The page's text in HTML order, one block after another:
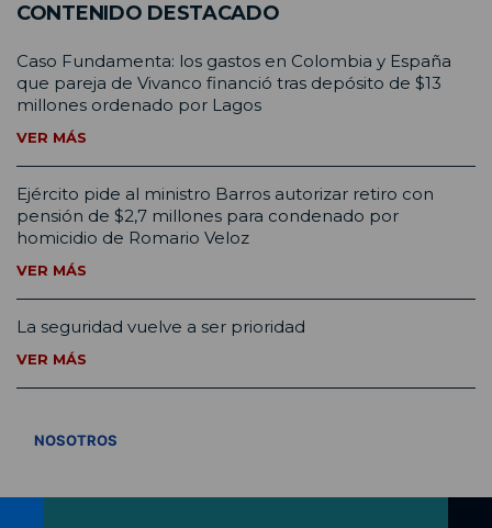
CONTENIDO DESTACADO
Caso Fundamenta: los gastos en Colombia y España
que pareja de Vivanco financió tras depósito de $13
millones ordenado por Lagos
VER MÁS
Ejército pide al ministro Barros autorizar retiro con
pensión de $2,7 millones para condenado por
homicidio de Romario Veloz
VER MÁS
La seguridad vuelve a ser prioridad
VER MÁS
NOSOTROS